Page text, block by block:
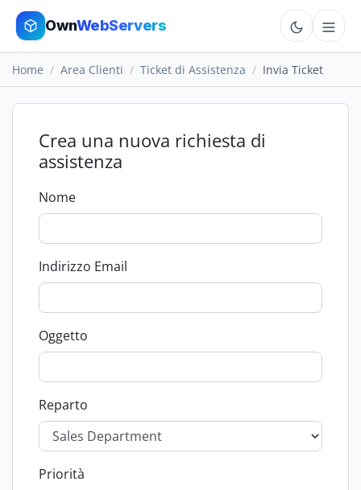
OwnWebServers
Dedicated
Cart
Sign In
Home Area Clienti Ticket di Assistenza Invia Ticket
Crea una nuova richiesta di
assistenza
Nome
Indirizzo Email
Oggetto
Reparto
Priorità